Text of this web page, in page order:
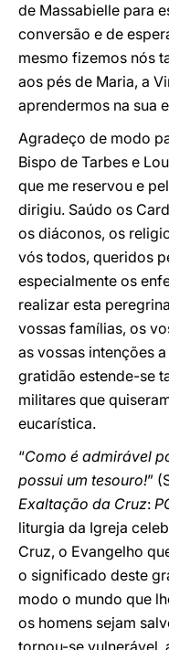
de Massabielle para
conversão e de
mesmo fizemos nós
aos pés de Maria, a
aprendermos na sua
Agradeço de modo
Bispo de Tarbes e
que me reservou e
dirigiu. Saúdo os
os diáconos, os
vós todos, queridos
especialmente os
realizar esta
vossas famílias, os
as vossas intenções
gratidão estende-se
militares que
eucarística.
“Como é admirável
possui um tesouro!”
Exaltação da Cruz:
liturgia da Igreja
Cruz, o Evangelho
o significado deste
modo o mundo que
os homens sejam
tornou-se vulnerável,